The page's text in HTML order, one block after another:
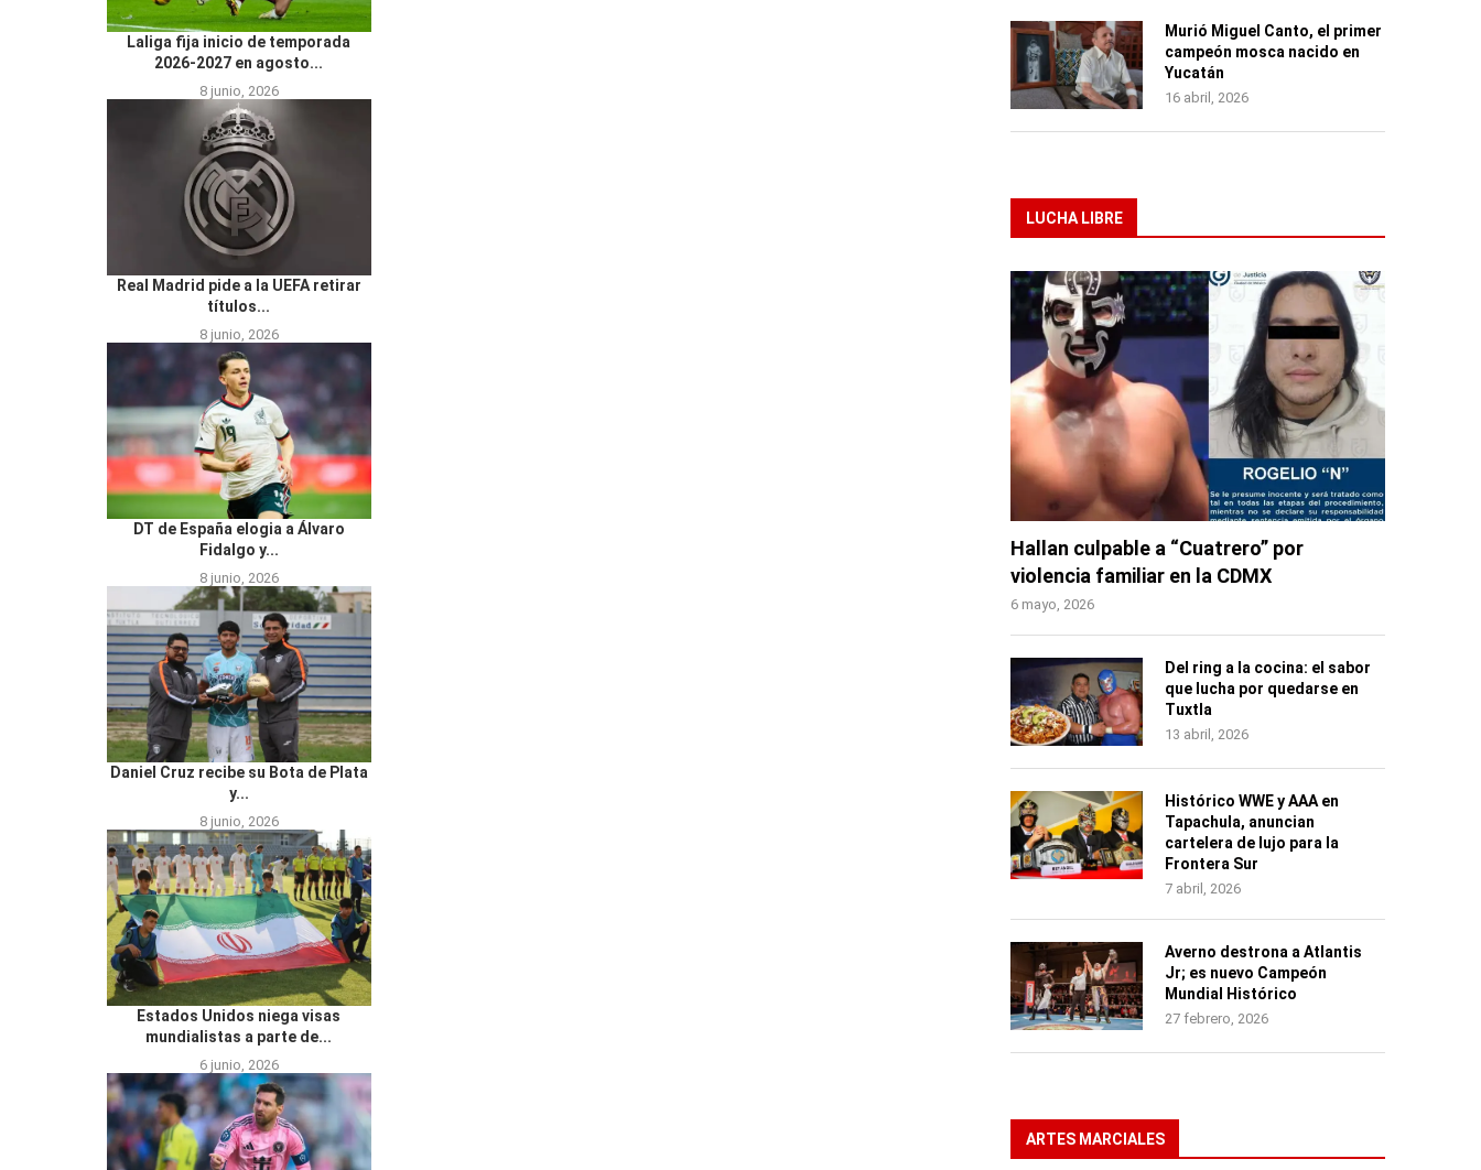
Laliga fija inicio de temporada
2026-2027 en agosto...
8 junio, 2026
Real Madrid pide a la UEFA retirar
títulos...
8 junio, 2026
DT de España elogia a Álvaro
Fidalgo y...
8 junio, 2026
Daniel Cruz recibe su Bota de Plata
y...
8 junio, 2026
Estados Unidos niega visas
mundialistas a parte de...
6 junio, 2026
Murió Miguel Canto, el primer
campeón mosca nacido en
Yucatán
16 abril, 2026
LUCHA LIBRE
Hallan culpable a “Cuatrero” por
violencia familiar en la CDMX
6 mayo, 2026
Del ring a la cocina: el sabor
que lucha por quedarse en
Tuxtla
13 abril, 2026
Histórico WWE y AAA en
Tapachula, anuncian
cartelera de lujo para la
Frontera Sur
7 abril, 2026
Averno destrona a Atlantis
Jr; es nuevo Campeón
Mundial Histórico
27 febrero, 2026
ARTES MARCIALES